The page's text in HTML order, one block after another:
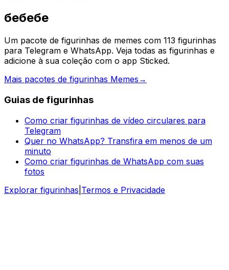
бебебе
Um pacote de figurinhas de memes com 113 figurinhas
para Telegram e WhatsApp. Veja todas as figurinhas e
adicione à sua coleção com o app Sticked.
Mais pacotes de figurinhas Memes →
Guias de figurinhas
Como criar figurinhas de vídeo circulares para
Telegram
Quer no WhatsApp? Transfira em menos de um
minuto
Como criar figurinhas de WhatsApp com suas
fotos
Explorar figurinhas Termos e Privacidade